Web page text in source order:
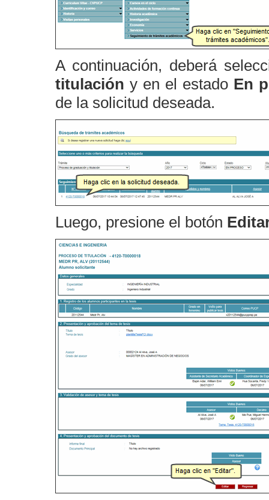
A continuación, deberá
titulación y en el estado En
de la solicitud deseada.
Luego, presione el botón